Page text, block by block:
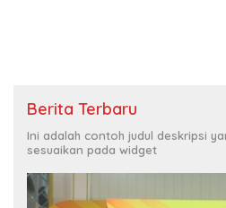
Berita Terbaru
Ini adalah contoh judul deskripsi
sesuaikan pada widget